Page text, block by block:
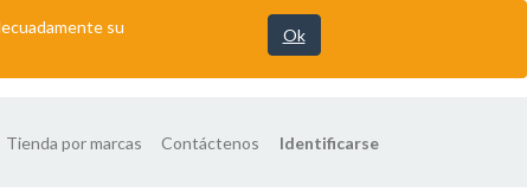
su
Ok
Tienda por marcas Contáctenos Identificarse